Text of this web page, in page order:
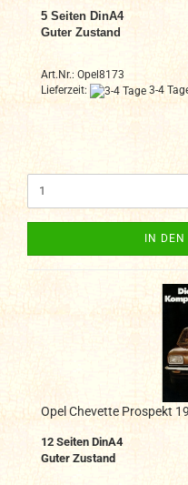
5 Seiten DinA4
Guter Zustand
Art.Nr.: Opel8173
Lieferzeit:
3-4
IN DEN
Opel Chevette Prospekt
12 Seiten DinA4
Guter Zustand